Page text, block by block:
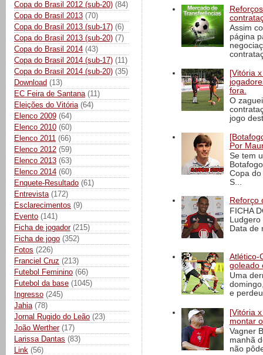
Copa do Brasil 2012 (sub-20) (84)
Copa do Brasil 2013 (70)
Copa do Brasil 2013 (sub-17) (6)
Copa do Brasil 2013 (sub-20) (7)
Copa do Brasil 2014 (43)
Copa do Brasil 2014 (sub-17) (11)
Copa do Brasil 2014 (sub-20) (35)
Download (13)
EC Feira de Santana (11)
Eleições do Vitória (64)
Elenco 2009 (64)
Elenco 2010 (60)
Elenco 2011 (66)
Elenco 2012 (59)
Elenco 2013 (63)
Elenco 2014 (60)
Enquete-Resultado (61)
Entrevista (172)
Esclarecimentos (9)
Evento (141)
Ficha de jogador (215)
Ficha de jogo (352)
Fotos (226)
Franciel Cruz (213)
Futebol Feminino (66)
Futebol da base (1045)
Ingresso (245)
Jahia (78)
Jornal Rugido do Leão (23)
João Werther (17)
Larissa Dantas (83)
Link (56)
Assim
página
[Vitória
fora.
O
jogo
Por
Se tem
Copa
S...
Reforço
FICHA
Ludgero
Data de
Atlético-
goleado
Uma
e
[Vitória
montar
Vagner
manhã
não